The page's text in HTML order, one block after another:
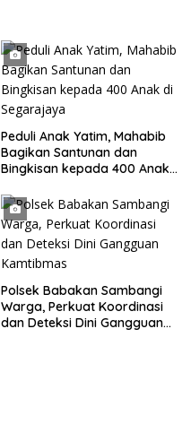
Peduli Anak Yatim, Mahabib
Bagikan Santunan dan
Bingkisan kepada 400 Anak
Polsek Babakan Sambangi
Warga, Perkuat Koordinasi
dan Deteksi Dini Gangguan